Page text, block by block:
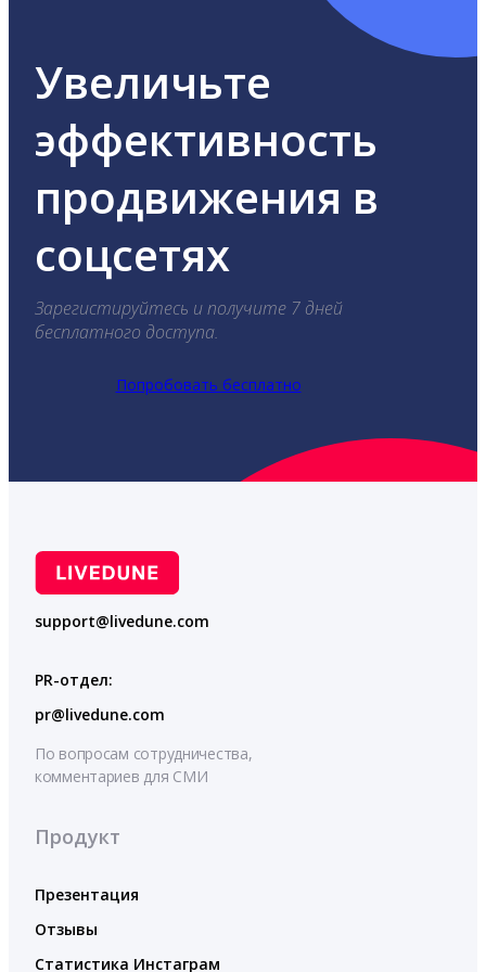
Увеличьте
эффективность
продвижения в
соцсетях
Зарегистируйтесь и получите 7 дней
бесплатного доступа.
Попробовать бесплатно
support@livedune.com
PR-отдел:
pr@livedune.com
По вопросам сотрудничества,
комментариев для СМИ
Продукт
Презентация
Отзывы
Статистика Инстаграм